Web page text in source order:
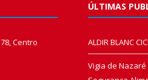
Centro
ÚLTIMAS
ALDIR BLANC
Vigia de Nazaré